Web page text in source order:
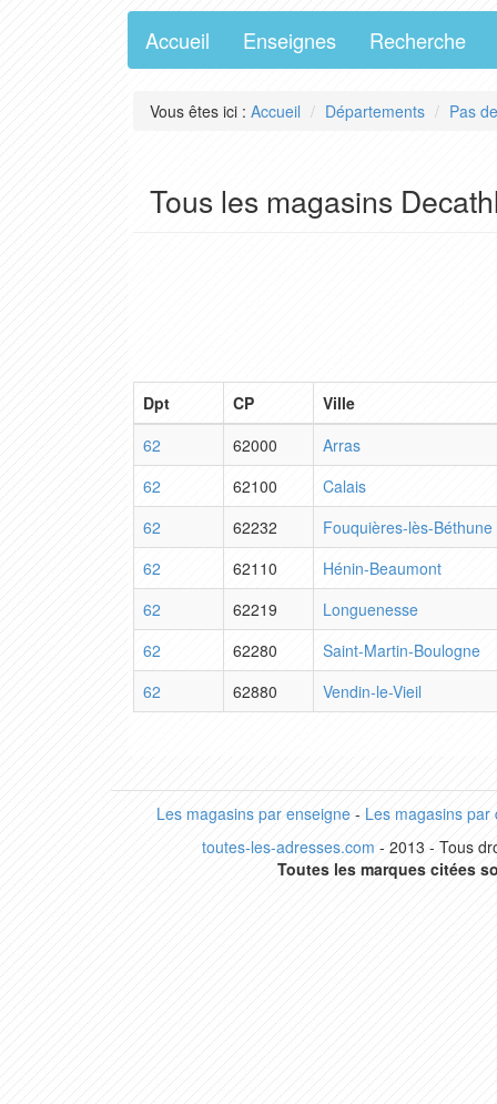
Accueil Enseignes Recherche
Vous êtes ici : Accueil Départements Pas
Tous les magasins
Dpt CP
Ville
62
62000
Arras
62
62100
Calais
62
62232
Fouquières-lès-Béthune
62
62110
Hénin-Beaumont
62
62219
Longuenesse
62
62280
Saint-Martin-Boulogne
62
62880 Vendin-le-Vieil
Les magasins par enseigne- Les magasins par
toutes-les-adresses.com - 2013 - Tous
Toutes les marques citées